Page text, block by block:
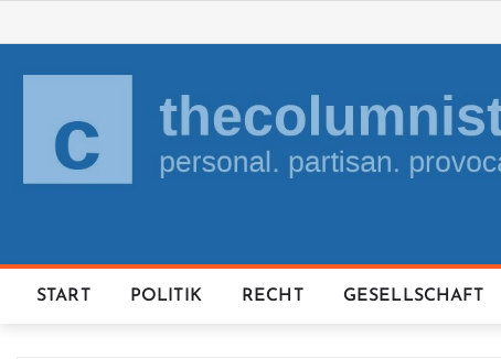
to
content
START POLITIK RECHT GESELLSCHAFT